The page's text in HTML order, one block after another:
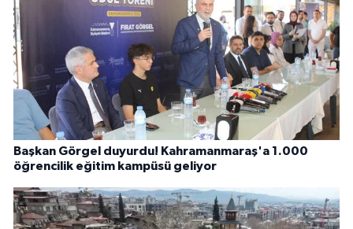
Başkan Görgel duyurdu! Kahramanmaraş'a 1.000
öğrencilik eğitim kampüsü geliyor